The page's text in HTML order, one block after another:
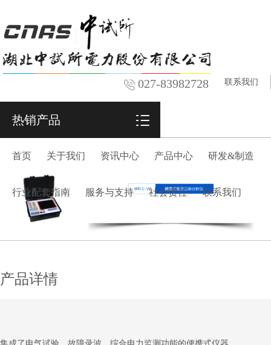
027-83982728 联系我们
热销产品
首页 关于我们 资讯中心 产品中心 研发&制造
行业配套指南 服务与支持 社会责任 联系我们
产品详情